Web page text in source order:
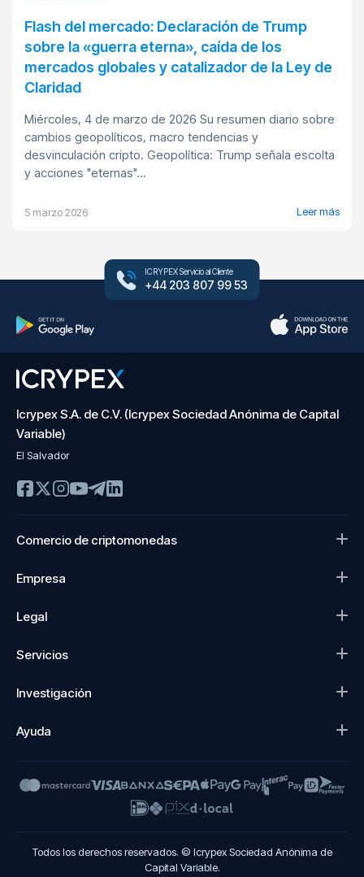
Flash del mercado: Declaración de Trump
sobre la «guerra eterna», caída de los
mercados globales y catalizador de la Ley de
Claridad
Miércoles, 4 de marzo de 2026 Su resumen diario sobre
cambios geopolíticos, macro tendencias y
desvinculación cripto. Geopolítica: Trump señala escolta
y acciones "eternas"...
5 marzo 2026 Leer más
ICRYPEX Servicio al Cliente
+44 203 807 99 53
Icrypex S.A. de C.V. (Icrypex Sociedad Anónima de Capital
Variable)
El Salvador
Comercio de criptomonedas
Empresa
Legal
Servicios
Investigación
Ayuda
Todos los derechos reservados. © Icrypex Sociedad Anónima de
Capital Variable.